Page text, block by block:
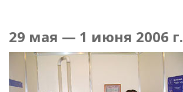
29 мая — 1 июня 2006 г.